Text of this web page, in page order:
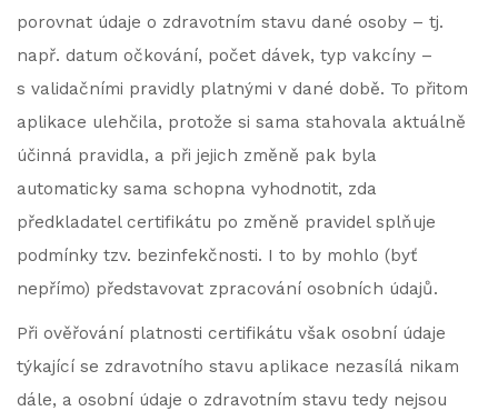
porovnat údaje o zdravotním stavu dané osoby – tj.
např. datum očkování, počet dávek, typ vakcíny –
s validačními pravidly platnými v dané době. To přitom
aplikace ulehčila, protože si sama stahovala aktuálně
účinná pravidla, a při jejich změně pak byla
automaticky sama schopna vyhodnotit, zda
předkladatel certifikátu po změně pravidel splňuje
podmínky tzv. bezinfekčnosti. I to by mohlo (byť
nepřímo) představovat zpracování osobních údajů.
Při ověřování platnosti certifikátu však osobní údaje
týkající se zdravotního stavu aplikace nezasílá nikam
dále, a osobní údaje o zdravotním stavu tedy nejsou